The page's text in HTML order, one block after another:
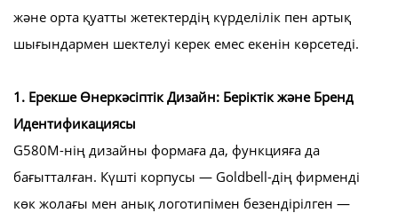
және орта қуатты жетектердің күрделілік пен артық
шығындармен шектелуі керек емес екенін көрсетеді.
1. Ерекше Өнеркәсіптік Дизайн: Беріктік және Бренд
Идентификациясы
G580M-нің дизайны формаға да, функцияға да
бағытталған. Күшті корпусы — Goldbell-дің фирменді
көк жолағы мен анық логотипімен безендірілген —